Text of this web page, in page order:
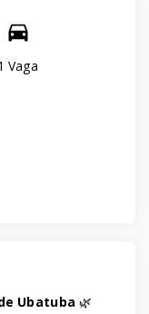
Vaga
Ubatuba 🌿